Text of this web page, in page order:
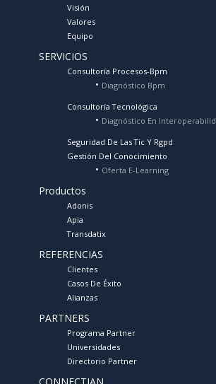
Visión
Valores
Equipo
SERVICIOS
Consultoría Procesos-Bpm
Diagnóstico Bpm
Consultoría Tecnológica
Diagnóstico En
Seguridad De Las Tic Y Rgpd
Gestión Del Conocimiento
Oferta E-Learning
Productos
Adonis
Apia
Transdatix
REFERENCIAS
Clientes
Casos De Éxito
Alianzas
PARTNERS
Programa Partner
Universidades
Directorio Partner